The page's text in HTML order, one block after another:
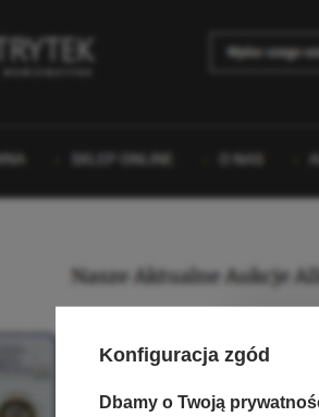
Konfiguracja zgód
Dbamy o Twoją